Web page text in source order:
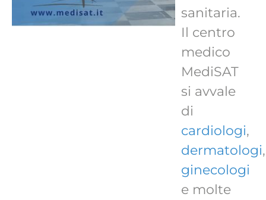
sanitaria.
Il centro
medico
MediSAT
si avvale
di
cardiologi,
dermatologi,
ginecologi
e molte